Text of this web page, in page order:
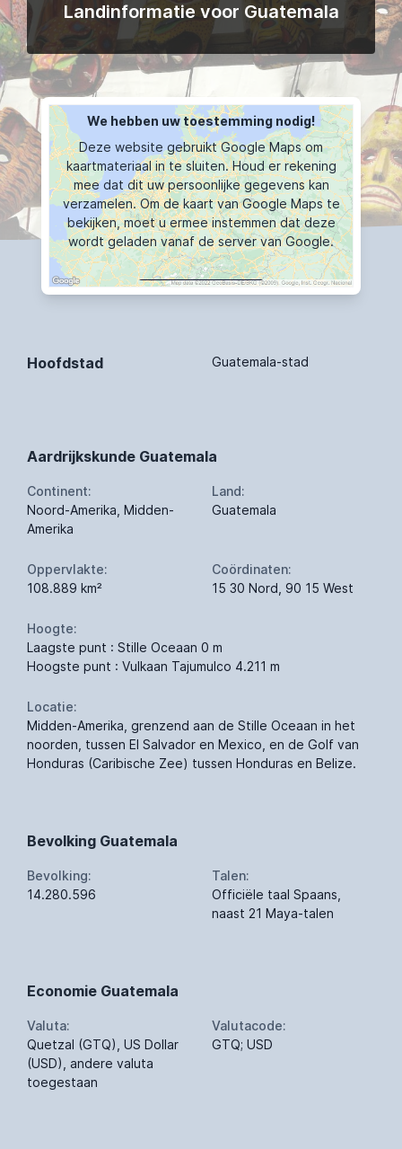
Landinformatie voor Guatemala
We hebben uw toestemming nodig!
Deze website gebruikt Google Maps om
kaartmateriaal in te sluiten. Houd er rekening
mee dat dit uw persoonlijke gegevens kan
verzamelen. Om de kaart van Google Maps te
bekijken, moet u ermee instemmen dat deze
wordt geladen vanaf de server van Google.
KAART TOONT
Hoofdstad Guatemala-stad
Aardrijkskunde Guatemala
Continent:
Noord-Amerika, Midden-
Amerika
Land:
Guatemala
Oppervlakte:
108.889 km²
Coördinaten:
15 30 Nord, 90 15 West
Hoogte:
Laagste punt : Stille Oceaan 0 m
Hoogste punt : Vulkaan Tajumulco 4.211 m
Locatie:
Midden-Amerika, grenzend aan de Stille Oceaan in het
noorden, tussen El Salvador en Mexico, en de Golf van
Honduras (Caribische Zee) tussen Honduras en Belize.
Bevolking Guatemala
Bevolking:
14.280.596
Talen:
Officiële taal Spaans,
naast 21 Maya-talen
Economie Guatemala
Valuta:
Quetzal (GTQ), US Dollar
(USD), andere valuta
toegestaan
Valutacode:
GTQ; USD